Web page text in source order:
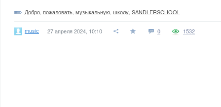
Добро пожаловать музыкальную школу SANDLERSCHOOL
music 27 апреля 2024, 10:10 0 1532